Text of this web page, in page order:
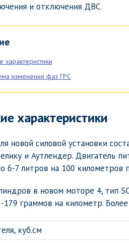
и отключения ДВС.
характеристики
изменения фаз ГРС
характеристики
новой силовой установки
и Аутлендер. Двигатель
6-7 литров на 100 километров
в новом моторе 4, тип
179 граммов на километр.
куб.см